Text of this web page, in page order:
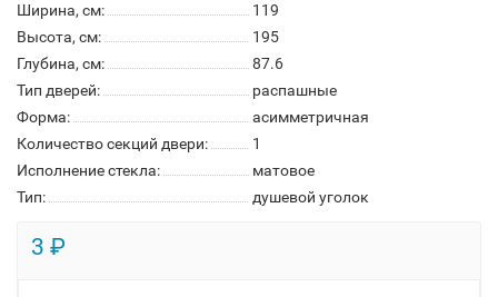
Ширина, см:
119
Высота, см:
195
Глубина, см:
87.6
Тип дверей:
распашные
Форма:
асимметричная
Количество секций двери:
1
Исполнение стекла:
матовое
Тип:
душевой уголок
3 ₽